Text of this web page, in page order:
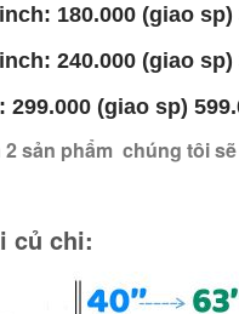
180.000 (giao sp)
240.000 (giao sp)
(giao sp)
sản phẩm chúng tôi
củ chi: